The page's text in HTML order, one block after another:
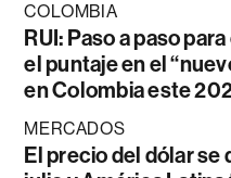
COLOMBIA
RUI: Paso a paso
el puntaje en el
en Colombia este
MERCADOS
El precio del dólar se